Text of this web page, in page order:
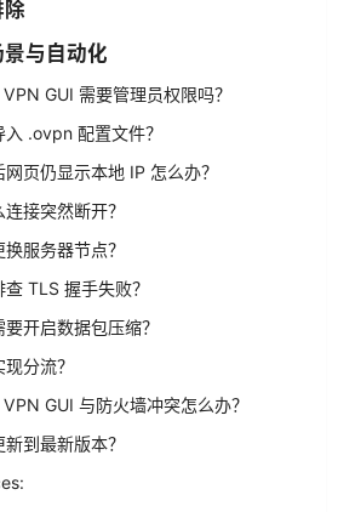
与自动化
GUI 需要管理员权限吗？
入 .ovpn 配置文件？
网页仍显示本地 IP 怎么办？
连接突然断开？
服务器节点？
TLS 握手失败？
开启数据包压缩？
分流？
GUI 与防火墙冲突怎么办？
到最新版本？